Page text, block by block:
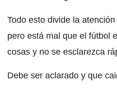
Todo esto divide la
pero está mal que el fútbol
cosas y no se esclarezca
Debe ser aclarado y que